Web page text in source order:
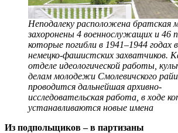
Неподалеку расположена братская
захоронены 4 военнослужащих и 46
которые погибли в 1941–1944 годах
немецко-фашистских захватчиков.
отделе идеологической работы,
делам молодежи Смолевичского
проводится дальнейшая архивно-
исследовательская работа, в ходе
устанавливаются новые имена
Из подпольщиков – в партизаны